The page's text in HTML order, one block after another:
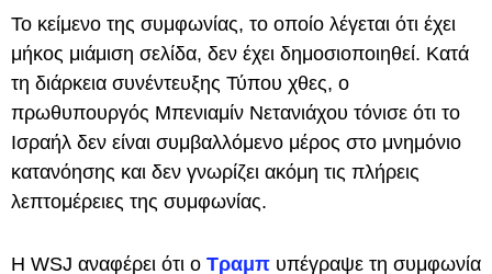
Το κείμενο της συμφωνίας, το οποίο λέγεται ότι έχει
μήκος μιάμιση σελίδα, δεν έχει δημοσιοποιηθεί. Κατά
τη διάρκεια συνέντευξης Τύπου χθες, ο
πρωθυπουργός Μπενιαμίν Νετανιάχου τόνισε ότι το
Ισραήλ δεν είναι συμβαλλόμενο μέρος στο μνημόνιο
κατανόησης και δεν γνωρίζει ακόμη τις πλήρεις
λεπτομέρειες της συμφωνίας.
Η WSJ αναφέρει ότι ο Τραμπ υπέγραψε τη συμφωνία